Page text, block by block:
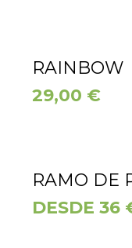
RAINBOW
29,00 €
RAMO DE
DESDE 36